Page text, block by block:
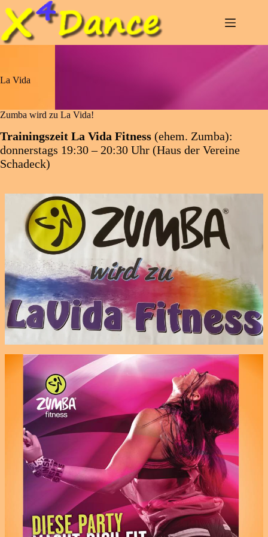
Inhalt
springen
La Vida
Zumba wird zu La Vida!
Trainingszeit La Vida Fitness (ehem. Zumba):
donnerstags 19:30 – 20:30 Uhr (Haus der Vereine
Schadeck)